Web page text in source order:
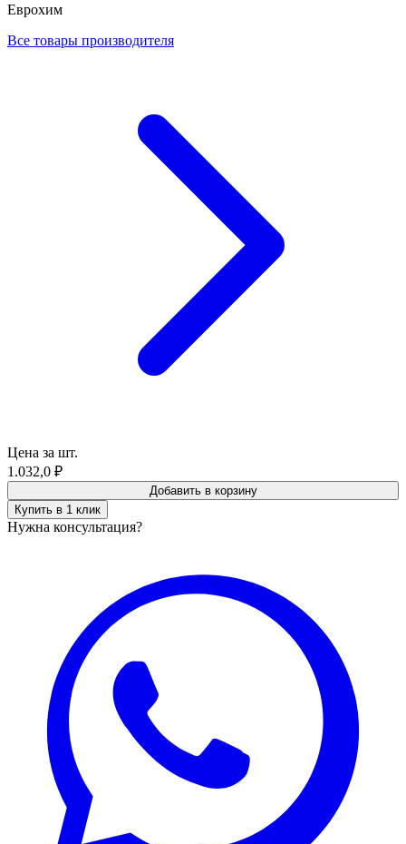
Еврохим
Все товары производителя
Цена за шт.
1.032,0 ₽
Добавить в корзину
Купить в 1 клик
Нужна консультация?